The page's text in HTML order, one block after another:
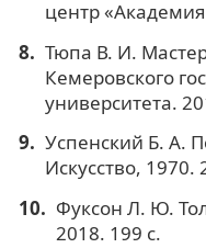
центр
Тюпа В. И.
Кемеровского
университета.
Успенский Б. А.
Искусство, 1970.
Фуксон Л. Ю.
2018. 199 с.